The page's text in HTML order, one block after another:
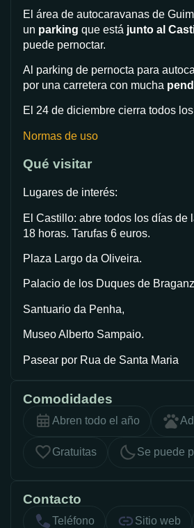
El área de autocaravanas de
un parking que está junto al
puede pernoctar.
Al parking de pernocta para
por una carretera con mucha
El 24 de diciembre cierra todos
Normas de uso
Qué visitar
Lugares de interés:
El Castillo: abre todos los días de
18 horas. Tarufas 6 euros.
Plaza Largo da Oliveira.
Palacio de los Duques de
Santuario da Penha,
Museo Alberto Sampaio.
Pasear por Rua de Santa Maria
Comodidades
Abren todo el año
Gratuitas Se puede
Contacto
Teléfono Sitio web